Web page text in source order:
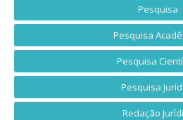
Pesquisa
Pesquisa
Pesquisa
Pesquisa
Redação